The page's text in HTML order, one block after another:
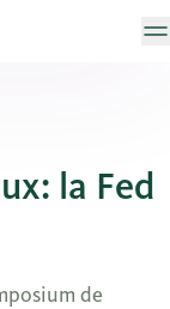
la Fed
de